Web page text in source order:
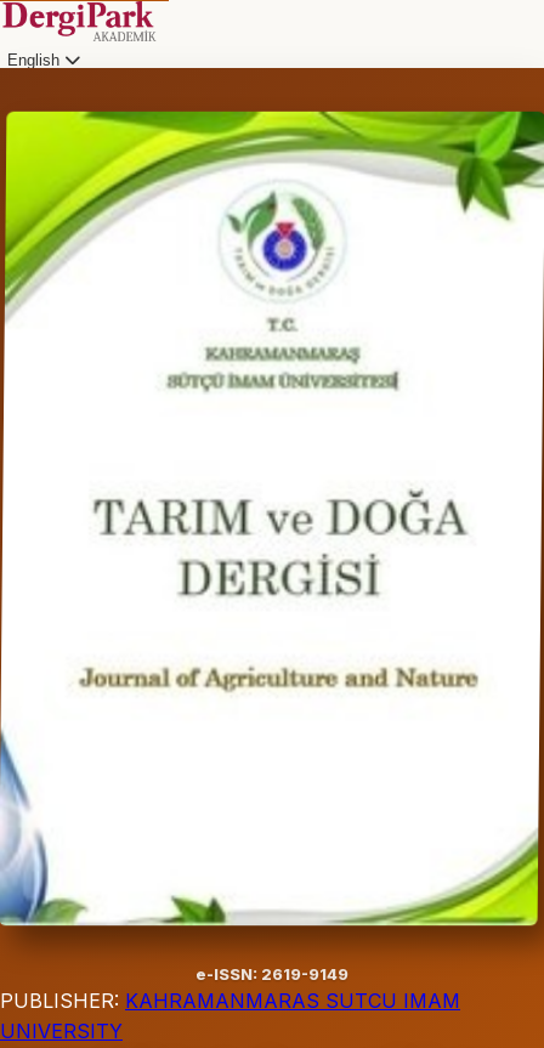
English
e-ISSN: 2619-9149
PUBLISHER: KAHRAMANMARAS SUTCU IMAM
UNIVERSITY